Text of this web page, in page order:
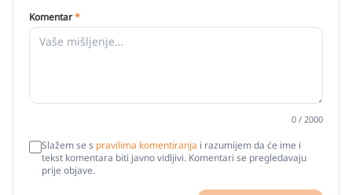
Komentar*
0 / 2000
Slažem se s pravilima komentiranja i razumijem da će ime i
tekst komentara biti javno vidljivi. Komentari se pregledavaju
prije objave.